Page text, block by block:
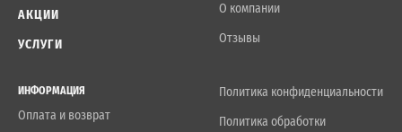
АКЦИИ
УСЛУГИ
О компании
Отзывы
ИНФОРМАЦИЯ
Оплата и возврат
Политика конфиденциальности
Политика обработки